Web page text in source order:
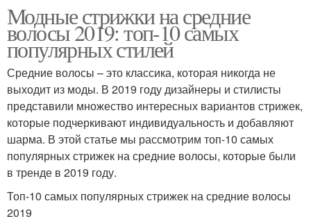
Модные стрижки на средние
волосы 2019: топ-10 самых
популярных стилей
Средние волосы – это классика, которая никогда не
выходит из моды. В 2019 году дизайнеры и стилисты
представили множество интересных вариантов стрижек,
которые подчеркивают индивидуальность и добавляют
шарма. В этой статье мы рассмотрим топ-10 самых
популярных стрижек на средние волосы, которые были
в тренде в 2019 году.
Топ-10 самых популярных стрижек на средние волосы
2019